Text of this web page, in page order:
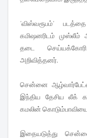
'விஸ்வரூபம்'
கமிஷனரிடம்
தடை
அறிவித்தனர்.
சென்னை
இந்திய தேசிய லீக்
கமலின்
இதையடுத்து